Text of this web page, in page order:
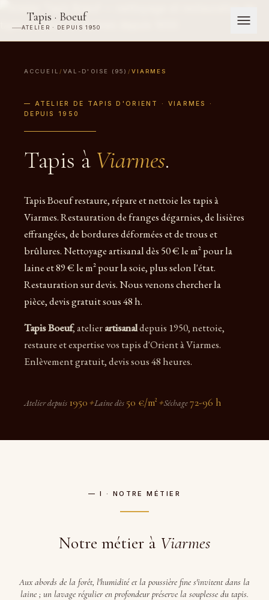
Tapis · Boeuf
ATELIER · DEPUIS 1950
ACCUEIL / VAL-D'OISE (95) / VIARMES
— ATELIER DE TAPIS D'ORIENT · VIARMES ·
DEPUIS 1950
Tapis à Viarmes.
Tapis Boeuf restaure, répare et nettoie les tapis à
Viarmes. Restauration de franges dégarnies, de lisières
effrangées, de bordures déformées et de trous et
brûlures. Nettoyage artisanal dès 50 € le m² pour la
laine et 89 € le m² pour la soie, plus selon l'état.
Restauration sur devis. Nous venons chercher la
pièce, devis gratuit sous 48 h.
Tapis Boeuf, atelierartisanaldepuis 1950, nettoie,
restaure et expertise vos tapis d'Orient à Viarmes.
Enlèvement gratuit, devis sous 48 heures.
Atelier depuis 1950 ✦Laine dès 50 €/m² ✦Séchage72-96 h
— I · NOTRE MÉTIER
Notre métier à Viarmes
Aux abords de la forêt, l'humidité et la poussière fine s'invitent dans la
laine ; un lavage régulier en profondeur préserve la souplesse du tapis.